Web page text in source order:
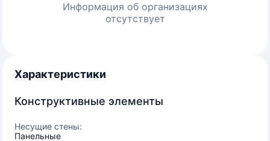
Информация об организациях
отсутствует
Характеристики
Конструктивные элементы
Несущие стены:
Панельные